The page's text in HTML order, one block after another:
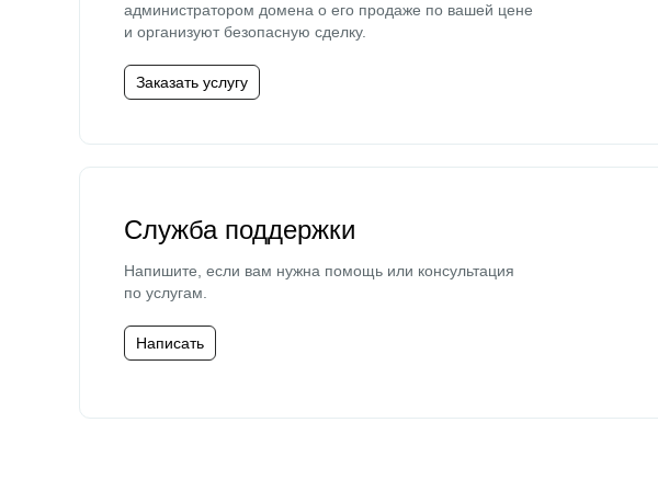
администратором домена о его продаже по вашей цене
и организуют безопасную сделку.
Заказать услугу
Служба поддержки
Напишите, если вам нужна помощь или консультация
по услугам.
Написать